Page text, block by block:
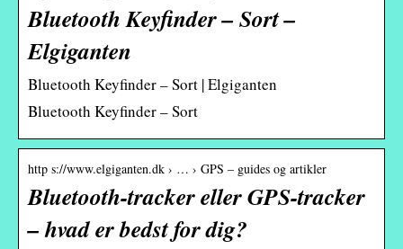
Bluetooth Keyfinder – Sort –
Elgiganten
Bluetooth Keyfinder – Sort | Elgiganten
Bluetooth Keyfinder – Sort
http s://www.elgiganten.dk › … › GPS – guides og artikler
Bluetooth-tracker eller GPS-tracker
– hvad er bedst for dig?